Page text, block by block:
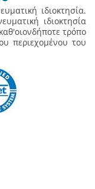
ιδιοκτησία.
ιδιοκτησία
τρόπο
περιεχομένου του